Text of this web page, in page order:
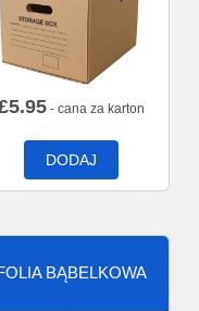
5.95- cana za karton
DODAJ
BĄBELKOWA